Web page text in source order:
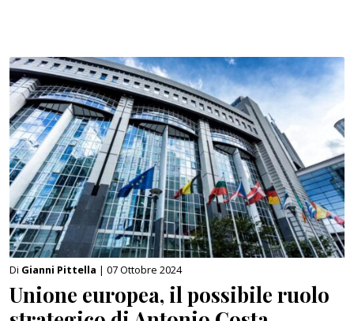
Di Gianni Pittella | 07 Ottobre 2024
Unione europea, il possibile ruolo